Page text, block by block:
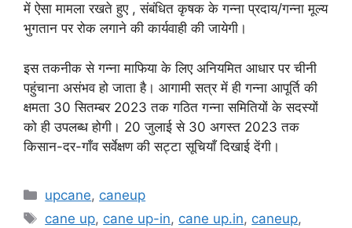
में ऐसा मामला रखते हुए , संबंधित कृषक के गन्ना प्रदाय/गन्ना मूल्य
भुगतान पर रोक लगाने की कार्यवाही की जायेगी।
इस तकनीक से गन्ना माफिया के लिए अनियमित आधार पर चीनी
पहुंचाना असंभव हो जाता है। आगामी सत्र में ही गन्ना आपूर्ति की
क्षमता 30 सितम्बर 2023 तक गठित गन्ना समितियों के सदस्यों
को ही उपलब्ध होगी। 20 जुलाई से 30 अगस्त 2023 तक
किसान-दर-गाँव सर्वेक्षण की सट्टा सूचियाँ दिखाई देंगी।
Categories
upcane, caneup
Tags
cane up, cane up-in, cane up.in, caneup,